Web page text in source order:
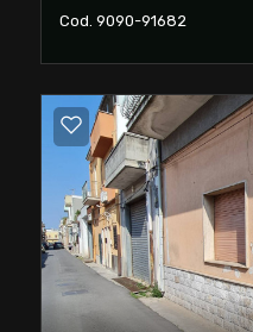
Cod. 9090-91682